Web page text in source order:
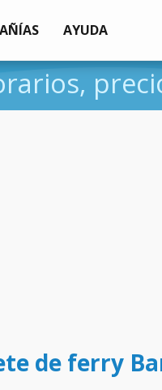
AYUDA
de ferry